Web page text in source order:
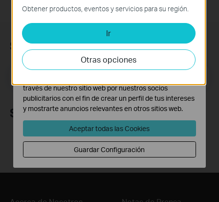
Suscripción
Síguenos
Obtener productos, eventos y servicios para su región.
Ir
Otras opciones
Estas cookies son necesarias para el funcionamiento
del sitio web y no pueden desactivarse en tu sistema.
Cookies de Análisis y de Marketing
Las cookies de análisis nos permiten analizar tus
actividades en nuestro sitio web con el fin de mejorar y
adaptar la funcionalidad del mismo.
través de nuestro sitio web por nuestros socios
publicitarios con el fin de crear un perfil de tus intereses
y mostrarte anuncios relevantes en otros sitios web.
Aceptar todas las Cookies
Guardar Configuración